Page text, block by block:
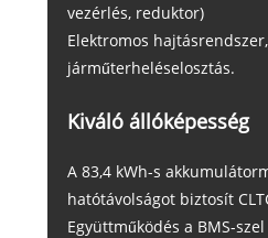
vezérlés, reduktor)
Elektromos
járműterheléselosztás.
Kiváló állóképesség
A 83,4 kWh-s
hatótávolságot biztosít
Együttműködés a BMS-szel